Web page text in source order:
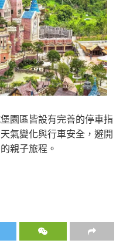
園區皆設有完善的停車指
氣變化與行車安全，避開
親子旅程。